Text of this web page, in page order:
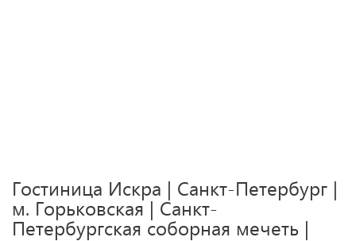
Гостиница Искра | Санкт-Петербург |
м. Горьковская | Санкт-
Петербургская соборная мечеть |